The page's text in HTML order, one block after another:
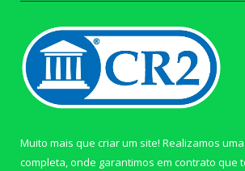
Muito mais que criar um site! Realizamos
completa, onde garantimos em contrato que